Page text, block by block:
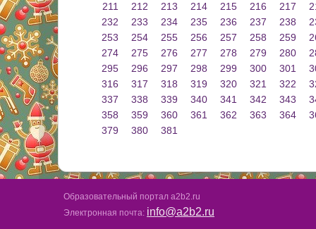
211
212 213 214 215 216 217
232
233 234 235 236 237 238
253
254 255 256 257 258 259
274
275 276 277 278 279 280
295
296 297 298 299 300 301
316
317 318 319 320 321 322
337
338 339 340 341 342 343
358
359 360 361 362 363 364
379
380 381
Образовательный портал a2b2.ru
Электронная почта: info@a2b2.ru